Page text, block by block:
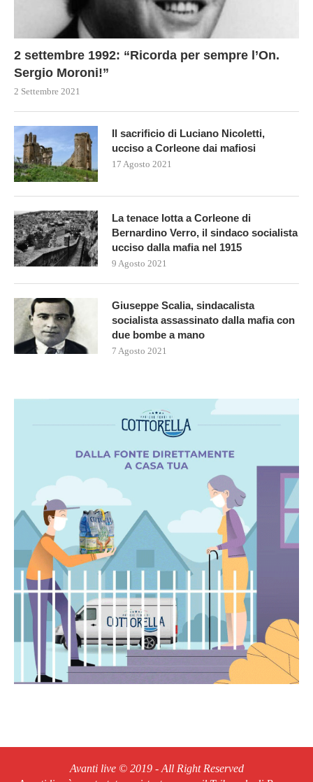
2 settembre 1992: “Ricorda per sempre l’On.
Sergio Moroni!”
2 Settembre 2021
Il sacrificio di Luciano Nicoletti,
ucciso a Corleone dai mafiosi
17 Agosto 2021
La tenace lotta a Corleone di
Bernardino Verro, il sindaco socialista
ucciso dalla mafia nel 1915
9 Agosto 2021
Giuseppe Scalia, sindacalista
socialista assassinato dalla mafia con
due bombe a mano
7 Agosto 2021
Avanti live © 2019 - All Right Reserved